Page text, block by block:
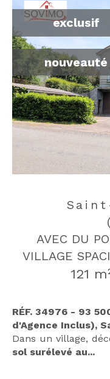
exclusif
nouveauté
AVEC DU
VILLAGE
121
RÉF. 34976 - 93
d'Agence Inclus),
Dans un village,
sol surélevé au...